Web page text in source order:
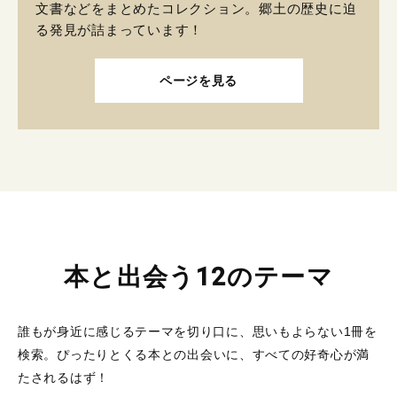
文書などをまとめたコレクション。郷土の歴史に迫
る発見が詰まっています！
ページを見る
本と出会う12のテーマ
誰もが身近に感じるテーマを切り口に、思いもよらない1冊を
検索。 ぴったりとくる本との出会いに、すべての好奇心が満
たされるはず！